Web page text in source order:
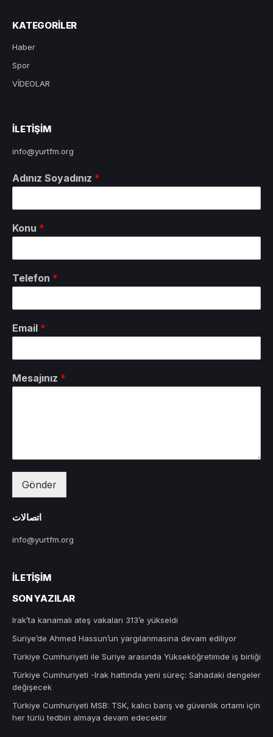
KATEGORILER
Haber
Spor
VİDEOLAR
ILETIŞIM
info@yurtfm.org
Adınız Soyadınız *
Konu *
Telefon *
Email *
Mesajınız *
Gönder
اتصالات
info@yurtfm.org
İLETIŞIM
SON YAZILAR
Irak’ta kanamalı ateş vakaları 313’e yükseldi
Suriye’de Ahmed Hassun’un yargılanmasına devam ediliyor
Türkiye Cumhuriyeti ile Suriye arasında Yükseköğretimde iş birliği
Türkiye Cumhuriyeti -Irak hattında yeni süreç: Sahadaki dengeler
değişecek
Türkiye Cumhuriyeti MSB: TSK, kalıcı barış ve güvenlik ortamı için
her türlü tedbiri almaya devam edecektir